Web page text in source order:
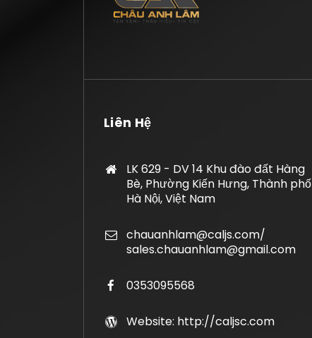
Liên Hệ
LK 629 - DV 14 Khu đào đất Hàng
Bè, Phường Kiến Hưng, Thành phố
Hà Nội, Việt Nam
chauanhlam@caljs.com/
sales.chauanhlam@gmail.com
0353095568
Website: http://caljsc.com